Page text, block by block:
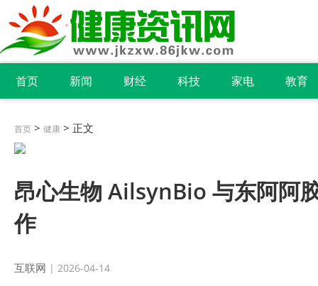
首页 新闻 财经 科技 家电 教育
首页 > 健康 > 正文
昂心生物 AilsynBio 与东阿阿
作
互联网 | 2026-04-14